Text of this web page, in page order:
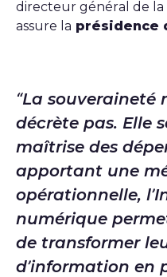
directeur général de la
assure la présidence
La souveraineté
décrète pas. Elle
maîtrise des
apportant une
opérationnelle,
numérique
de transformer
d’information en